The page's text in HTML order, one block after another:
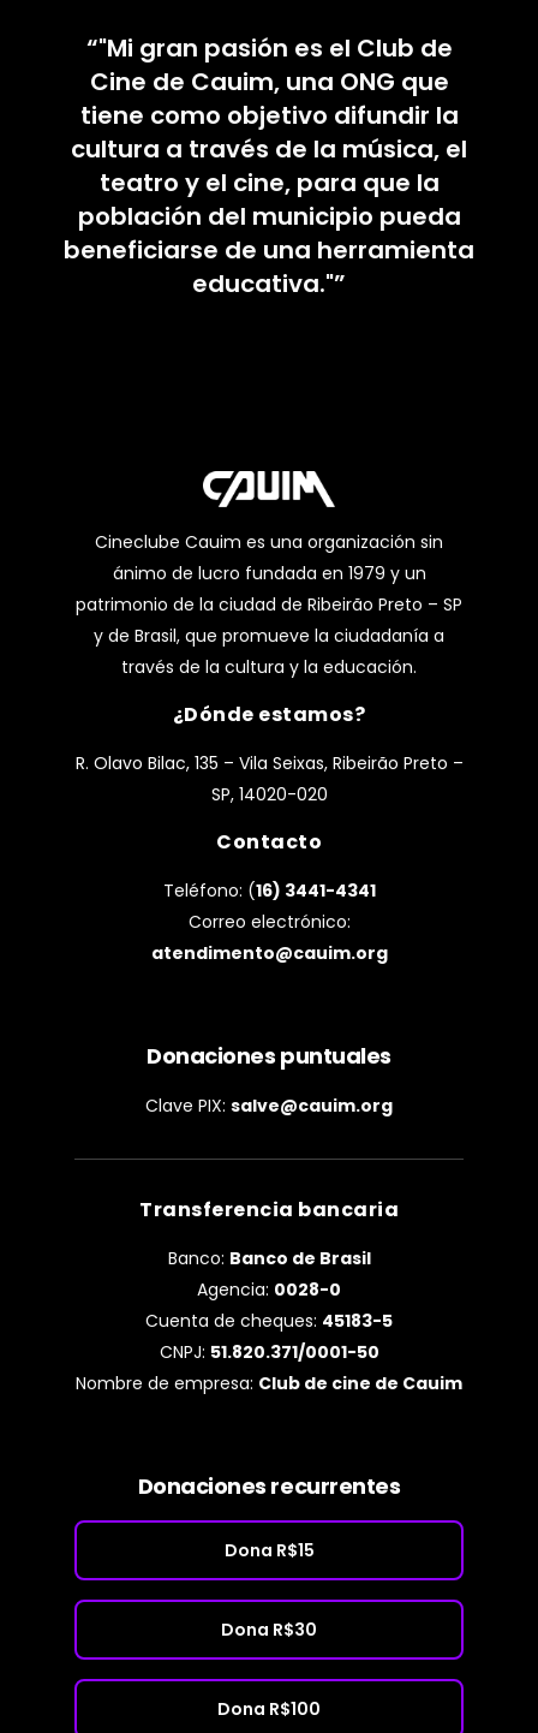
“"Mi gran pasión es el Club de
Cine de Cauim, una ONG que
tiene como objetivo difundir la
cultura a través de la música, el
teatro y el cine, para que la
población del municipio pueda
beneficiarse de una herramienta
educativa."”
Cineclube Cauim es una organización sin
ánimo de lucro fundada en 1979 y un
patrimonio de la ciudad de Ribeirão Preto – SP
y de Brasil, que promueve la ciudadanía a
través de la cultura y la educación.
¿Dónde estamos?
R. Olavo Bilac, 135 – Vila Seixas, Ribeirão Preto –
SP, 14020-020
Contacto
Teléfono: (16) 3441-4341
Correo electrónico:
atendimento@cauim.org
Donaciones puntuales
Clave PIX: salve@cauim.org
Transferencia bancaria
Banco: Banco de Brasil
Agencia: 0028-0
Cuenta de cheques: 45183-5
CNPJ: 51.820.371/0001-50
Nombre de empresa: Club de cine de Cauim
Donaciones recurrentes
Dona R$15
Dona R$30
Dona R$100